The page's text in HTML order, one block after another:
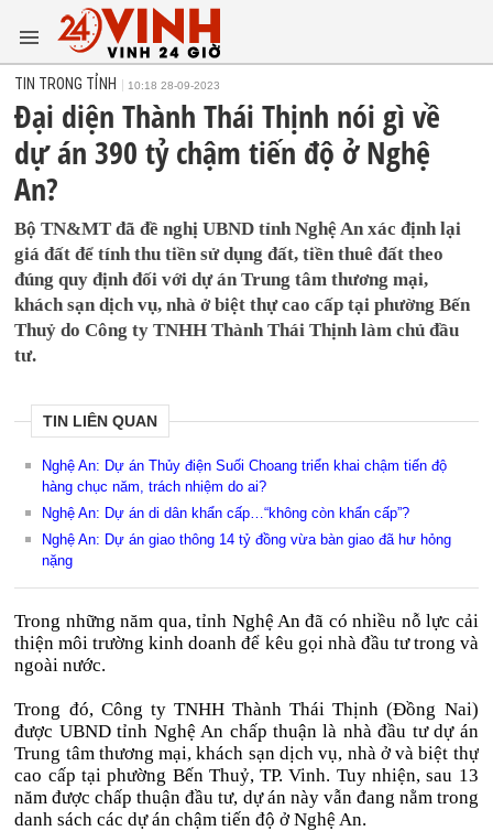
TIN TRONG TỈNH 10:18 28-09-2023
Đại diện Thành Thái Thịnh nói gì về
dự án 390 tỷ chậm tiến độ ở Nghệ
An?
Bộ TN&MT đã đề nghị UBND tỉnh Nghệ An xác định lại
giá đất để tính thu tiền sử dụng đất, tiền thuê đất theo
đúng quy định đối với dự án Trung tâm thương mại,
khách sạn dịch vụ, nhà ở biệt thự cao cấp tại phường Bến
Thuỷ do Công ty TNHH Thành Thái Thịnh làm chủ đầu
tư.
TIN LIÊN QUAN
Nghệ An: Dự án Thủy điện Suối Choang triển khai chậm tiến độ
hàng chục năm, trách nhiệm do ai?
Nghệ An: Dự án di dân khẩn cấp…“không còn khẩn cấp”?
Nghệ An: Dự án giao thông 14 tỷ đồng vừa bàn giao đã hư hỏng
nặng
Trong những năm qua, tỉnh Nghệ An đã có nhiều nỗ lực cải
thiện môi trường kinh doanh để kêu gọi nhà đầu tư trong và
ngoài nước.
Trong đó, Công ty TNHH Thành Thái Thịnh (Đồng Nai)
được UBND tỉnh Nghệ An chấp thuận là nhà đầu tư dự án
Trung tâm thương mại, khách sạn dịch vụ, nhà ở và biệt thự
cao cấp tại phường Bến Thuỷ, TP. Vinh. Tuy nhiện, sau 13
năm được chấp thuận đầu tư, dự án này vẫn đang nằm trong
danh sách các dự án chậm tiến độ ở Nghệ An.